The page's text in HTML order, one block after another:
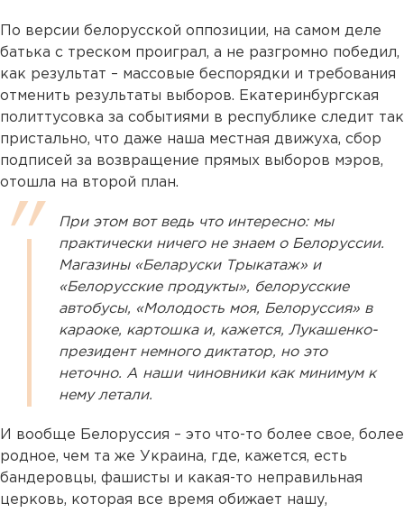
По версии белорусской оппозиции, на самом деле
батька с треском проиграл, а не разгромно победил,
как результат – массовые беспорядки и требования
отменить результаты выборов. Екатеринбургская
политтусовка за событиями в республике следит так
пристально, что даже наша местная движуха, сбор
подписей за возвращение прямых выборов мэров,
отошла на второй план.
При этом вот ведь что интересно: мы
практически ничего не знаем о Белоруссии.
Магазины «Беларуски Трыкатаж» и
«Белорусские продукты», белорусские
автобусы, «Молодость моя, Белоруссия» в
караоке, картошка и, кажется, Лукашенко-
президент немного диктатор, но это
неточно. А наши чиновники как минимум к
нему летали.
И вообще Белоруссия – это что-то более свое, более
родное, чем та же Украина, где, кажется, есть
бандеровцы, фашисты и какая-то неправильная
церковь, которая все время обижает нашу,